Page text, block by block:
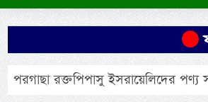
পরগাছা রক্তপিপাসু ইসরায়েলিদের